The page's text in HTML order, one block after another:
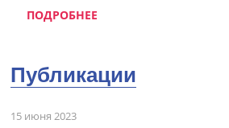
ПОДРОБНЕЕ
Публикации
15 июня 2023